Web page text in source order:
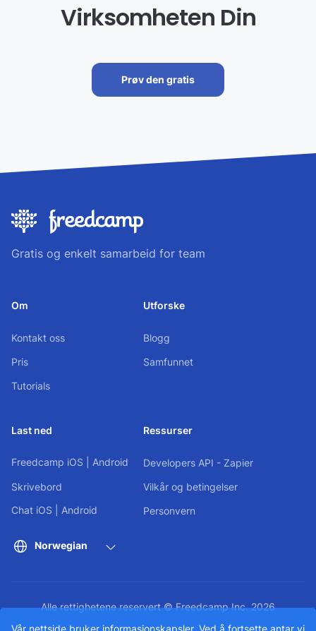
Vår nettside bruker informasjonskapsler. Ved å fortsette antar vi
Virksomheten Din
Prøv den gratis
Gratis og enkelt samarbeid for team
Om
Kontakt oss
Pris
Tutorials
Utforske
Blogg
Samfunnet
Last ned
Freedcamp iOS Android
Skrivebord
Chat iOS Android
Ressurser
Developers API - Zapier
Vilkår og betingelser
Personvern
Alle rettighetene reservert © Freedcamp Inc. 2026
Norwegian